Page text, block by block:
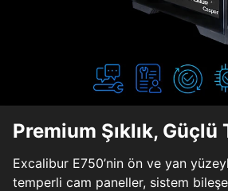
Premium Şıklık, Güçlü
Excalibur E750’nin ön ve yan
temperli cam paneller, sistem